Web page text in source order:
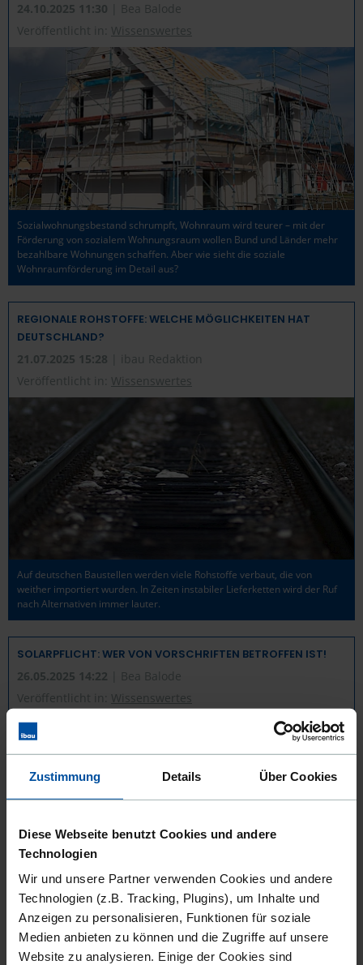
Zustimmung Details Über Cookies
Diese Webseite benutzt Cookies und andere
Technologien
Wir und unsere Partner verwenden Cookies und andere
Technologien (z.B. Tracking, Plugins), um Inhalte und
Anzeigen zu personalisieren, Funktionen für soziale
Medien anbieten zu können und die Zugriffe auf unsere
Website zu analysieren. Einige der Cookies sind
24.10.2025 11:30
| Bea Balode
Veröffentlicht in: Wissenswertes
Sozialwohnungsbestand schrumpft, Wohnraum wird teurer – mit der
Förderung von sozialem Wohnungsraum wollen Bund und Länder mehr
bezahlbare Wohnungen schaffen. Aber wie sieht die soziale
Wohnraumförderung im Detail aus?
REGIONALE ROHSTOFFE: WELCHE MÖGLICHKEITEN HAT
DEUTSCHLAND?
21.07.2025 15:28
| ibau Redaktion
Veröffentlicht in: Wissenswertes
Auf deutschen Baustellen werden viele Rohstoffe verbaut, die von
weither importiert wurden. In Zeiten instabiler Lieferketten wird der Ruf
nach Alternativen immer lauter.
SOLARPFLICHT: WER VON VORSCHRIFTEN BETROFFEN IST!
26.05.2025 14:22
| Bea Balode
Veröffentlicht in: Wissenswertes
In einigen Bundesländern ist es bereits Pflicht, bei Neubauten eine
Photovoltaikanlage auf dem Dach zu installieren. Doch wen betrifft die
Solardachpflicht konkret?